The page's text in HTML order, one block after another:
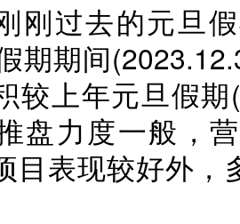
过去的元旦假
期期间
较上年元旦假
盘力度一般，
目表现较好外